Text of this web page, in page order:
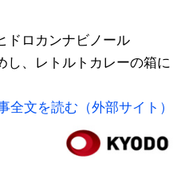
ドロカンナビノール
し、レトルトカレーの箱に
全文を読む（外部サイト）